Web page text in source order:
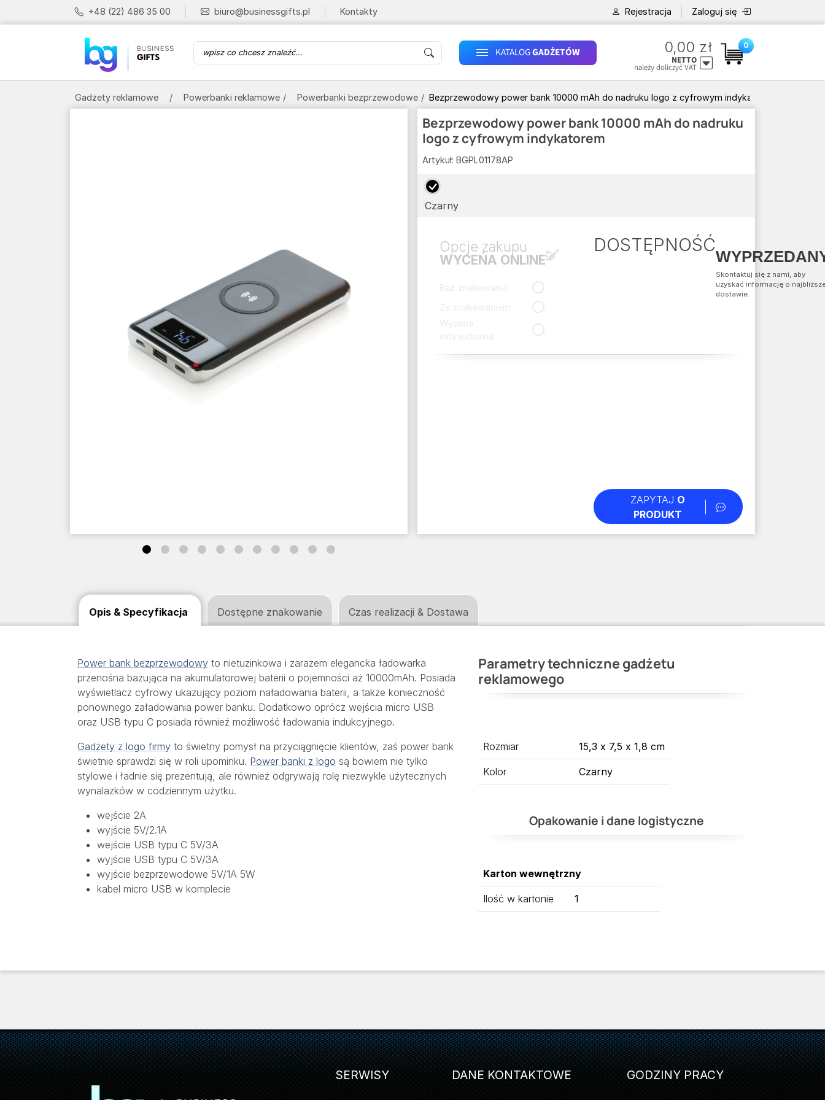
+48 (22) 486 35 00 biuro@businessgifts.pl Kontakty Rejestracja Zaloguj się
KATALOGGADŻETÓW 0,00 zł
NETTO
należy doliczyć VAT
0
Gadżety reklamowe Powerbanki reklamowe Powerbanki bezprzewodowe Bezprzewodowy power bank 10000 mAh do nadruku logo z cyfrowym indykatorem
Bezprzewodowy power bank 10000 mAh do nadruku
logo z cyfrowym indykatorem
Power bank bezprzewodowy to nietuzinkowa i zarazem elegancka ładowarka
przenośna bazująca na akumulatorowej baterii o pojemności aż 10000mAh. Posiada
wyświetlacz cyfrowy ukazujący poziom naładowania baterii, a także konieczność
ponownego załadowania power banku. Dodatkowo oprócz wejścia micro USB
oraz USB typu C posiada również możliwość ładowania indukcyjnego.
Gadżety z logo firmy to świetny pomysł na przyciągnięcie klientów, zaś power bank
świetnie sprawdzi się w roli upominku. Power banki z logo są bowiem nie tylko
stylowe i ładnie się prezentują, ale również odgrywają rolę niezwykle użytecznych
wynalazków w codziennym użytku.
wejście 2A
wyjście 5V/2.1A
wejście USB typu C 5V/3A
wyjście USB typu C 5V/3A
wyjście bezprzewodowe 5V/1A 5W
kabel micro USB w komplecie
Parametry techniczne gadżetu
reklamowego
Rozmiar 15,3 x 7,5 x 1,8 cm
Kolor Czarny
Opakowanie i dane logistyczne
Karton wewnętrzny
Ilość w kartonie 1
Opis & Specyfikacja Dostępne znakowanie Czas realizacji & Dostawa
Artykuł: BGPL01178AP
Czarny
Opcje zakupu
WYCEŃA ONLINE
DOSTĘPNOŚĆ
Skontaktuj się z nami, aby
uzyskać informację o
dostawie.
ZAPYTAJ O
PRODUKT
SERWISY DANE KONTAKTOWE GODZINY PRACY